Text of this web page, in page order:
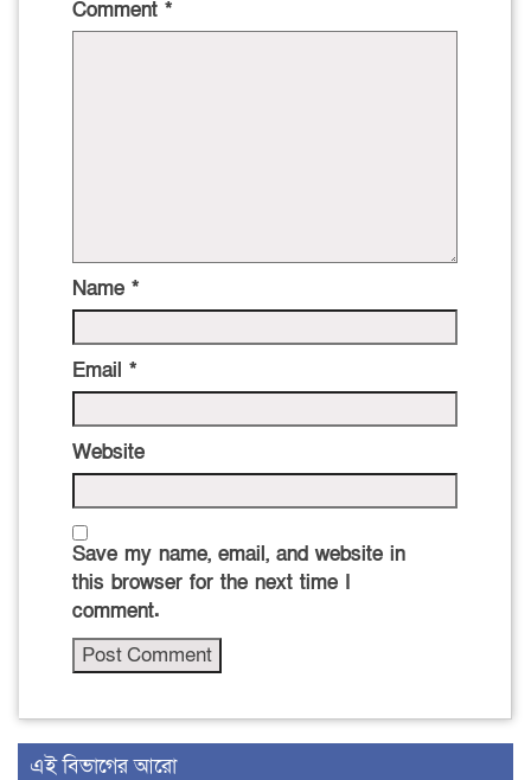
Comment *
Name *
Email *
Website
Save my name, email, and website in
this browser for the next time I
comment.
এই বিভাগের আরো